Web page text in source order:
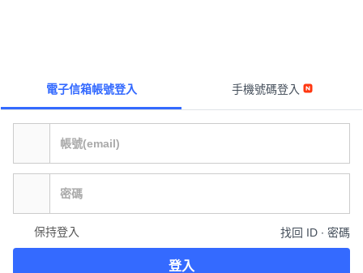
電子信箱帳號登入 手機號碼登入
保持登入 找回 ID ∙ 密碼
登入